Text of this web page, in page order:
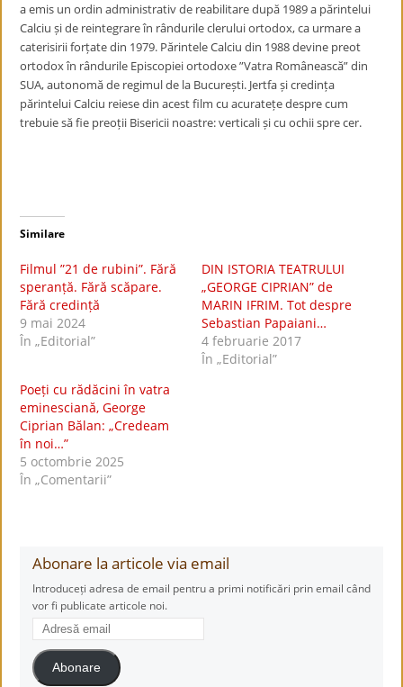
a emis un ordin administrativ de reabilitare după 1989 a părintelui
Calciu și de reintegrare în rândurile clerului ortodox, ca urmare a
caterisirii forțate din 1979. Părintele Calciu din 1988 devine preot
ortodox în rândurile Episcopiei ortodoxe ”Vatra Românească” din
SUA, autonomă de regimul de la București. Jertfa și credința
părintelui Calciu reiese din acest film cu acuratețe despre cum
trebuie să fie preoții Bisericii noastre: verticali și cu ochii spre cer.
Similare
Filmul ”21 de rubini”. Fără
speranță. Fără scăpare.
Fără credință
9 mai 2024
În „Editorial”
DIN ISTORIA TEATRULUI
„GEORGE CIPRIAN” de
MARIN IFRIM. Tot despre
Sebastian Papaiani…
4 februarie 2017
În „Editorial”
Poeți cu rădăcini în vatra
eminesciană, George
Ciprian Bălan: „Credeam
în noi…”
5 octombrie 2025
În „Comentarii”
Abonare la articole via email
Introduceți adresa de email pentru a primi notificări prin email când
vor fi publicate articole noi.
Adresă
email
Abonare